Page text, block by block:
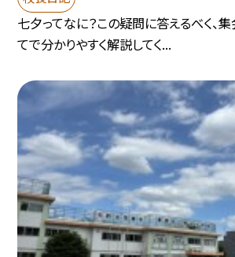
七夕ってなに？この疑問に答えるべく、
てで分かりやすく解説してく...